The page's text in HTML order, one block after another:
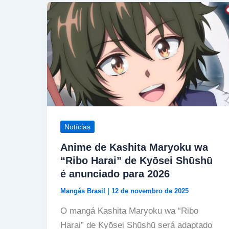
Notícias
Anime de Kashita Maryoku wa
“Ribo Harai” de Kyōsei Shūshū
é anunciado para 2026
Mangás Brasil 12 de novembro de 2025
O mangá Kashita Maryoku wa “Ribo
Harai” de Kyōsei Shūshū será adaptado